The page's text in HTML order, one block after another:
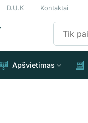
D.U.K Kontaktai
Ieškoti:
Apšvietimas